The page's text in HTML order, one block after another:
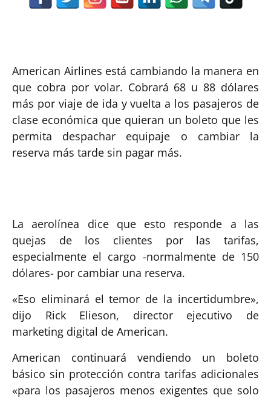
American Airlines está cambiando la manera en
que cobra por volar. Cobrará 68 u 88 dólares
más por viaje de ida y vuelta a los pasajeros de
clase económica que quieran un boleto que les
permita despachar equipaje o cambiar la
reserva más tarde sin pagar más.
La aerolínea dice que esto responde a las
quejas de los clientes por las tarifas,
especialmente el cargo -normalmente de 150
dólares- por cambiar una reserva.
«Eso eliminará el temor de la incertidumbre»,
dijo Rick Elieson, director ejecutivo de
marketing digital de American.
American continuará vendiendo un boleto
básico sin protección contra tarifas adicionales
«para los pasajeros menos exigentes que solo